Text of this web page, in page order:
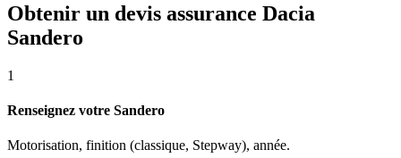
Obtenir un devis assurance Dacia
Sandero
1
Renseignez votre Sandero
Motorisation, finition (classique, Stepway), année.